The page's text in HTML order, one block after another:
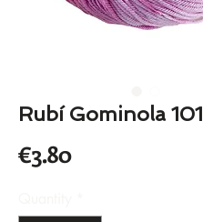
Rubí Gominola 101
€3.80Price